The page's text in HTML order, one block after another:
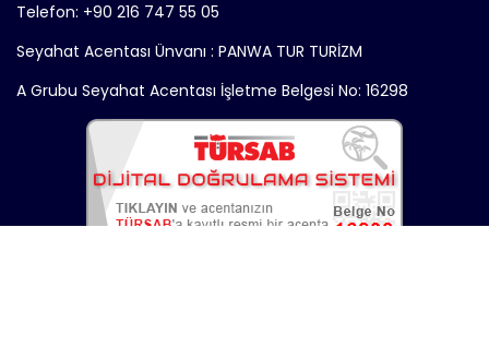
Telefon: +90 216 747 55 05
Seyahat Acentası Ünvanı : PANWA TUR TURİZM
A Grubu Seyahat Acentası İşletme Belgesi No: 16298